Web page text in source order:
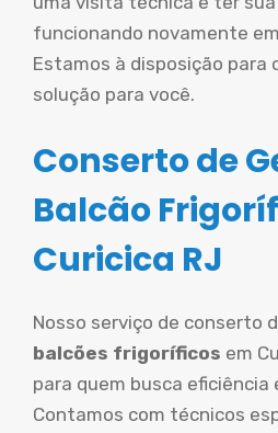
funcionando novamente
Estamos à disposição para
solução para você.
Conserto de
Balcão
Curicica RJ
Nosso serviço de conserto
balcões frigoríficos em
para quem busca eficiência
Contamos com técnicos